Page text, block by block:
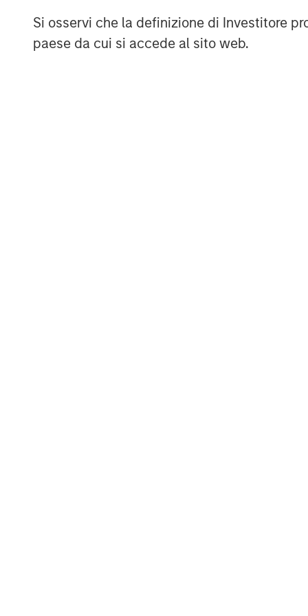
Si osservi che la definizione di Investitore
paese da cui si accede al sito web.
laws of the United States of America
The Offer will not be executed